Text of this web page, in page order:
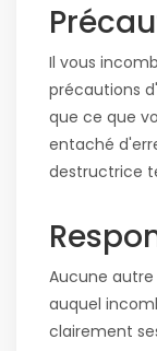
Il vous
précautions
que ce que
entaché
destructrice
Aucune
auquel
clairement